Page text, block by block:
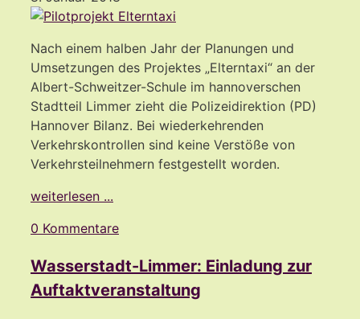
Nach einem halben Jahr der Planungen und
Umsetzungen des Projektes „Elterntaxi“ an der
Albert-Schweitzer-Schule im hannoverschen
Stadtteil Limmer zieht die Polizeidirektion (PD)
Hannover Bilanz. Bei wiederkehrenden
Verkehrskontrollen sind keine Verstöße von
Verkehrsteilnehmern festgestellt worden.
weiterlesen ...
0 Kommentare
Wasserstadt-Limmer: Einladung zur
Auftaktveranstaltung